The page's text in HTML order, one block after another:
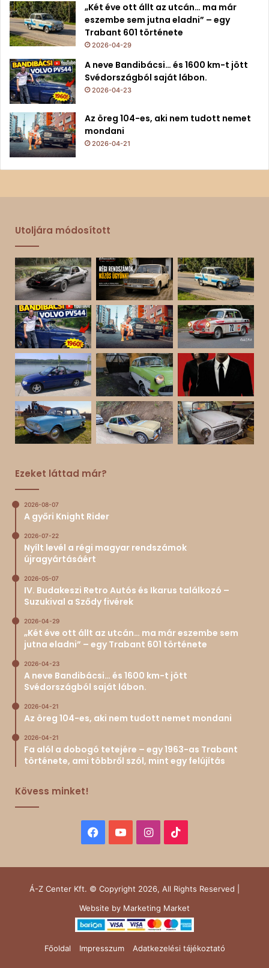
„Két éve ott állt az utcán… ma már
eszembe sem jutna eladni” – egy
Trabant 601 története
2026-04-29
A neve Bandibácsi… és 1600 km-t jött
Svédországból saját lábon.
2026-04-23
Az öreg 104-es, aki nem tudott nemet
mondani
2026-04-21
Utoljára módosított
Ezeket láttad már?
2026-08-07
A győri Knight Rider
2026-07-22
Nyílt levél a régi magyar rendszámok
újragyártásáért
2026-05-07
IV. Budakeszi Retro Autós és Ikarus találkozó –
Suzukival a Sződy fivérek
2026-04-29
„Két éve ott állt az utcán… ma már eszembe sem
jutna eladni” – egy Trabant 601 története
2026-04-23
A neve Bandibácsi… és 1600 km-t jött
Svédországból saját lábon.
2026-04-21
Az öreg 104-es, aki nem tudott nemet mondani
2026-04-21
Fa alól a dobogó tetejére – egy 1963-as Trabant
története, ami többről szól, mint egy felújítás
Kövess minket!
Facebook
YouTubeInstagram
Á-Z Center Kft. © Copyright 2026, All Rights Reserved |
Website by Marketing Market
Főoldal Impresszum Adatkezelési tájékoztató